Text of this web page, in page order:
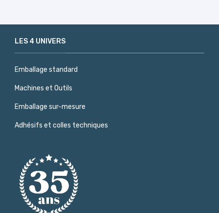
LES 4 UNIVERS
Emballage standard
Machines et Outils
Emballage sur-mesure
Adhésifs et colles techniques